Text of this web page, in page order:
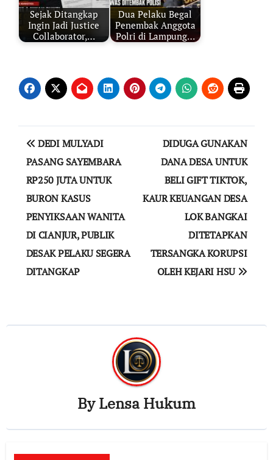
Sejak Ditangkap
Ingin Jadi Justice
Collaborator,…
Dua Pelaku Begal
Penembak Anggota
Polri di Lampung…
pos DEDI MULYADI
PASANG SAYEMBARA
RP250 JUTA UNTUK
BURON KASUS
PENYIKSAAN WANITA
DI CIANJUR, PUBLIK
DESAK PELAKU SEGERA
DITANGKAP
DIDUGA GUNAKAN
DANA DESA UNTUK
BELI GIFT TIKTOK,
KAUR KEUANGAN DESA
LOK BANGKAI
DITETAPKAN
TERSANGKA KORUPSI
OLEH KEJARI HSU
ByLensa Hukum